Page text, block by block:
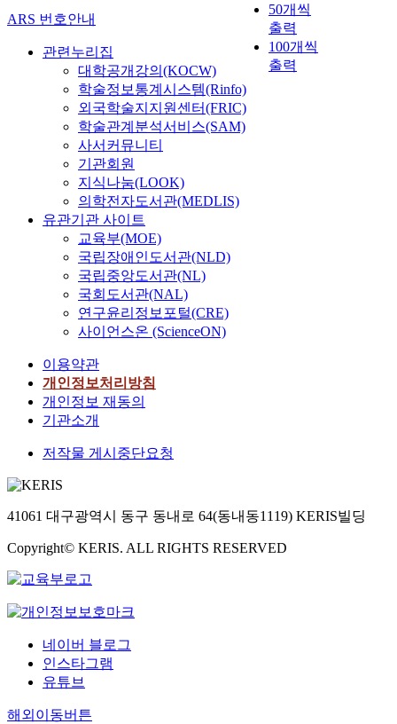
50개씩
출력
100개씩
출력
ARS 번호안내
관련누리집
대학공개강의(KOCW)
학술정보통계시스템(Rinfo)
외국학술지지원센터(FRIC)
학술관계분석서비스(SAM)
사서커뮤니티
기관회원
지식나눔(LOOK)
의학전자도서관(MEDLIS)
유관기관 사이트
교육부(MOE)
국립장애인도서관(NLD)
국립중앙도서관(NL)
국회도서관(NAL)
연구윤리정보포털(CRE)
사이언스온 (ScienceON)
이용약관
개인정보처리방침
개인정보 재동의
기관소개
저작물 게시중단요청
41061 대구광역시 동구 동내로 64(동내동1119) KERIS빌딩
Copyright© KERIS. ALL RIGHTS RESERVED
네이버 블로그
인스타그램
유튜브
해외이동버튼